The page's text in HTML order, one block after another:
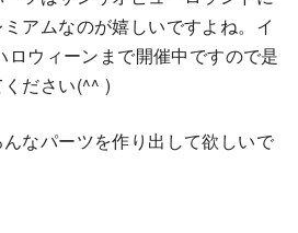
アムなのが嬉しいですよね。イ
ウィーンまで開催中ですので是
ださい(^^ )
なパーツを作り出して欲しいで